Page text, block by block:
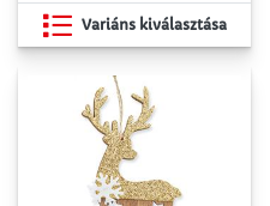
Variáns kiválasztása